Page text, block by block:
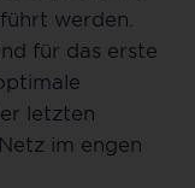
werden.
für das erste
letzten
im engen